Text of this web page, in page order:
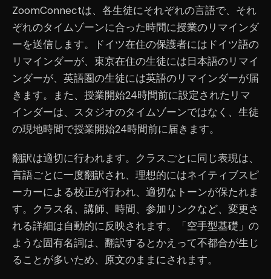
ZoomConnectは、各生徒にそれぞれの言語で、それ
ぞれのタイムゾーンに合った時間に授業のリマインダ
ーを送信します。ドイツ在住の保護者にはドイツ語の
リマインダーが、東京在住の生徒には日本語のリマイ
ンダーが、英語圏の生徒には英語のリマインダーが届
きます。また、授業開始24時間前に設定されたリマ
インダーは、スタジオのタイムゾーンではなく、生徒
の現地時間で授業開始24時間前に届きます。
翻訳は適切に行われます。クラスごとに同じ表現は、
言語ごとに一度翻訳され、理想的にはネイティブスピ
ーカーによる校正が行われ、適切なトーンが保たれま
す。クラス名、講師、時間、参加リンクなど、変更さ
れる詳細は自動的に反映されます。「空手型基礎」の
ような固有名詞は、翻訳するとかえって不都合が生じ
ることが多いため、原文のままにされます。